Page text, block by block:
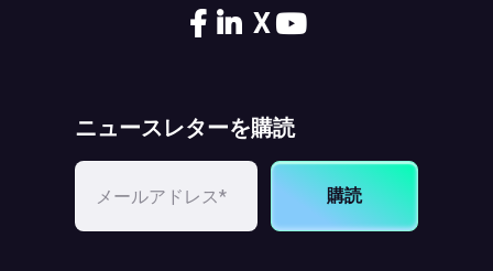
X
ニュースレターを購読
購読